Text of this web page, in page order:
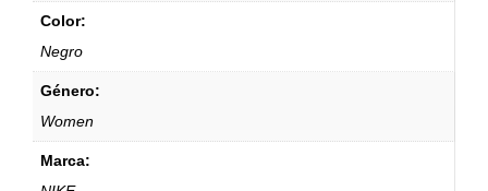
Color:
Negro
Género:
Women
Marca: